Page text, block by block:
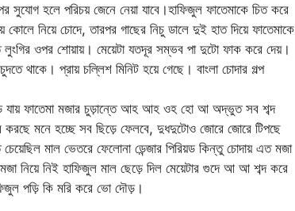
হলে পরিচয় জেনে নেয়া যাবে।হাফিজুল ফাতেমাকে চিত করে
কোলে নিয়ে চোদে, তারপর গাছের নিচু ডালে দুই হাত দিয়ে ফাতেমাকে
ওপর শোয়ায়। মেয়েটা যতদূর সম্ভব পা দুটো ফাক করে দেয়।
থাকে। প্রায় চল্লিশ মিনিট হয়ে গেছে। বাংলা চোদার গল্প
যায় ফাতেমা মজার চুড়ান্তে আহ আহ ওহ হো আ অদ্ভুত সব শব্দ
মনে হচ্ছে সব ছিড়ে ফেলবে, দুধদুটোও জোরে জোরে টিপছে
মাল ভেতরে ফেলোনা ডেন্জার পিরিয়ড কিন্তু চোদায় এত মজা
নিয়ে নিই হাফিজুল মাল ছেড়ে দিল মেয়েটার গুদে আ আ শব্দ করে
পড়ি কি মরি করে ভো দৌড়।